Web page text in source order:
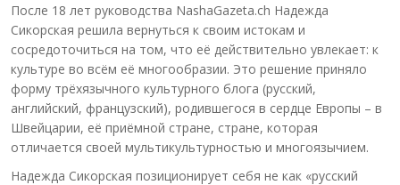
После 18 лет руководства NashaGazeta.ch Надежда
Сикорская решила вернуться к своим истокам и
сосредоточиться на том, что её действительно увлекает: к
культуре во всём её многообразии. Это решение приняло
форму трёхязычного культурного блога (русский,
английский, французский), родившегося в сердце Европы – в
Швейцарии, её приёмной стране, стране, которая
отличается своей мультикультурностью и многоязычием.
Надежда Сикорская позиционирует себя не как «русский